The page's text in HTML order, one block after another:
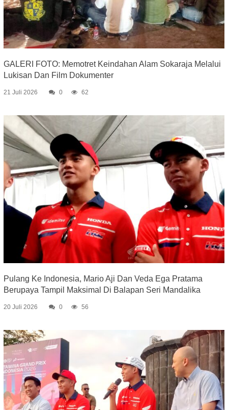
GALERI FOTO: Memotret Keindahan Alam Sokaraja Melalui
Lukisan Dan Film Dokumenter
21 Juli 2026 0 62
Pulang Ke Indonesia, Mario Aji Dan Veda Ega Pratama
Berupaya Tampil Maksimal Di Balapan Seri Mandalika
20 Juli 2026 0 56